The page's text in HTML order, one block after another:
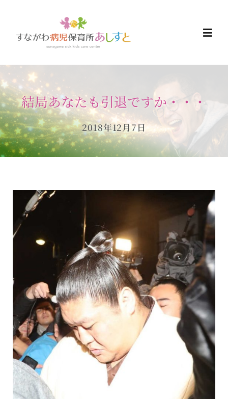
content
HOME
お知らせ
ご予約について
当日の過ごし方
保育所のご案内
ボヤキ100%
結局あなたも引退ですか・・・
2018年12月7日